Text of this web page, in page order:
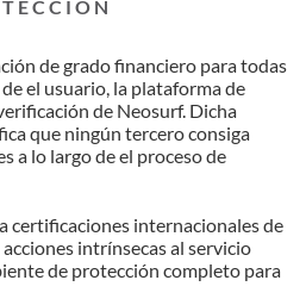
de grado financiero para todas
el usuario, la plataforma de
de Neosurf. Dicha
que ningún tercero consiga
a lo largo de el proceso de
certificaciones internacionales de
intrínsecas al servicio
de protección completo para